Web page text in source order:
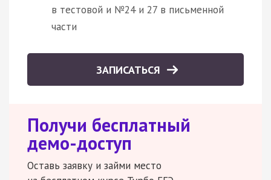
в тестовой и №24 и 27 в письменной
части
ЗАПИСАТЬСЯ
Получи бесплатный
демо-доступ
Оставь заявку и займи место